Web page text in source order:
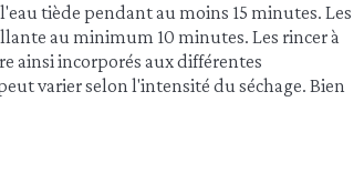
tiède pendant au moins 15 minutes. Les
au minimum 10 minutes. Les rincer à
ainsi incorporés aux différentes
varier selon l'intensité du séchage. Bien